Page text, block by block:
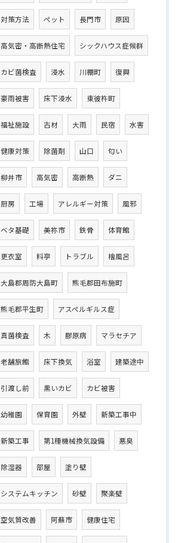
対策方法 ペット 長門市 原因
高気密・高断熱住宅 シックハウス症候群
カビ菌検査 浸水 川棚町 復興
豪雨被害 床下浸水 東彼杵町
福祉施設 古材 大雨 民宿 水害
健康対策 除菌剤 山口 匂い
柳井市 高気密 高断熱 ダニ
厨房 工場 アレルギー対策 風邪
ベタ基礎 美祢市 鉄骨 体育館
更衣室 料亭 トラブル 檜風呂
大島郡周防大島町 熊毛郡田布施町
熊毛郡平生町 アスペルギルス症
真菌検査 木 膠原病 マラセチア
老舗旅館 床下換気 浴室 建築途中
引渡し前 黒いカビ カビ被害
幼稚園 保育園 外壁 新築工事中
新築工事 第1種機械換気設備 悪臭
除湿器 部屋 塗り壁
システムキッチン 砂壁 聚楽壁
空気質改善 阿蘇市 健康住宅